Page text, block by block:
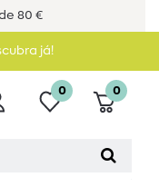
80 €
já!
0 0